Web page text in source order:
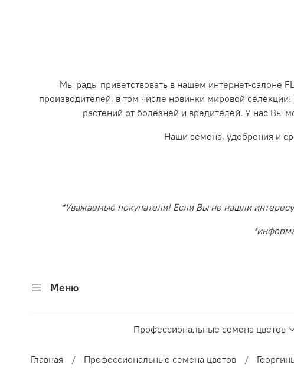
Мы рады приветствовать в нашем интернет-салоне
производителей, в том числе новинки мировой
растений от болезней и вредителей. У нас Вы
Наши семена, удобрения и
*Уважаемые покупатели! Если Вы не нашли
Меню
Профессиональные семена цветов
Главная Профессиональные семена цветов